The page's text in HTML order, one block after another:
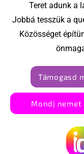
Teret adunk a
Jobbá tesszük a
Közösséget
Támogasd
Mondj nemet